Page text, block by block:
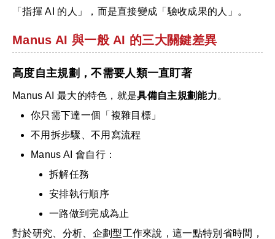
「指揮 AI 的人」，而是直接變成「驗收成果的人」。
Manus AI 與一般 AI 的三大關鍵差異
高度自主規劃，不需要人類一直盯著
Manus AI 最大的特色，就是具備自主規劃能力。
你只需下達一個「複雜目標」
不用拆步驟、不用寫流程
Manus AI 會自行：
拆解任務
安排執行順序
一路做到完成為止
對於研究、分析、企劃型工作來說，這一點特別省時間，